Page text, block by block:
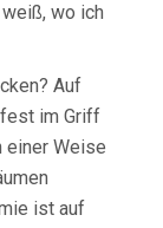
wo ich
Auf
im Griff
einer Weise
ist auf